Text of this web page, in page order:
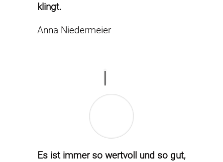
klingt.
Anna Niedermeier
Es ist immer so wertvoll und so gut,